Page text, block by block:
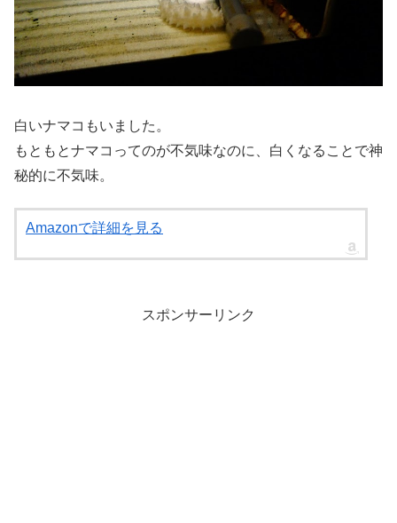
白いナマコもいました。
もともとナマコってのが不気味なのに、白くなることで神
秘的に不気味。
Amazonで詳細を見る
スポンサーリンク